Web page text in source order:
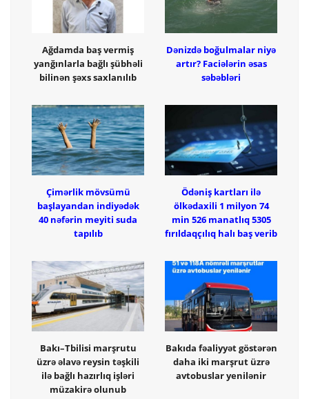
Ağdamda baş vermiş
yanğınlarla bağlı şübhəli
bilinən şəxs saxlanılıb
Dənizdə boğulmalar niyə
artır? Faciələrin əsas
səbəbləri
Çimərlik mövsümü
başlayandan indiyədək
40 nəfərin meyiti suda
tapılıb
Ödəniş kartları ilə
ölkədaxili 1 milyon 74
min 526 manatlıq 5305
fırıldaqçılıq halı baş verib
Bakı–Tbilisi marşrutu
üzrə əlavə reysin təşkili
ilə bağlı hazırlıq işləri
müzakirə olunub
Bakıda fəaliyyət göstərən
daha iki marşrut üzrə
avtobuslar yenilənir